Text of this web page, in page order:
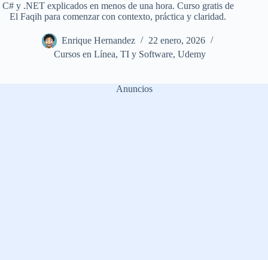
C# y .NET explicados en menos de una hora. Curso gratis de
El Faqih para comenzar con contexto, práctica y claridad.
Enrique Hernandez
22 enero, 2026
Cursos en Línea,TI y Software,Udemy
Anuncios